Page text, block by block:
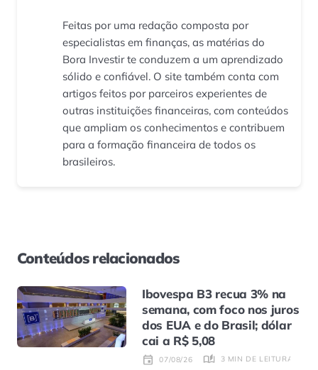
Feitas por uma redação composta por
especialistas em finanças, as matérias do
Bora Investir te conduzem a um aprendizado
sólido e confiável. O site também conta com
artigos feitos por parceiros experientes de
outras instituições financeiras, com conteúdos
que ampliam os conhecimentos e contribuem
para a formação financeira de todos os
brasileiros.
Conteúdos relacionados
Ibovespa B3 recua 3% na
semana, com foco nos juros
dos EUA e do Brasil; dólar
cai a R$ 5,08
07/08/26 3 MIN DE LEITURA